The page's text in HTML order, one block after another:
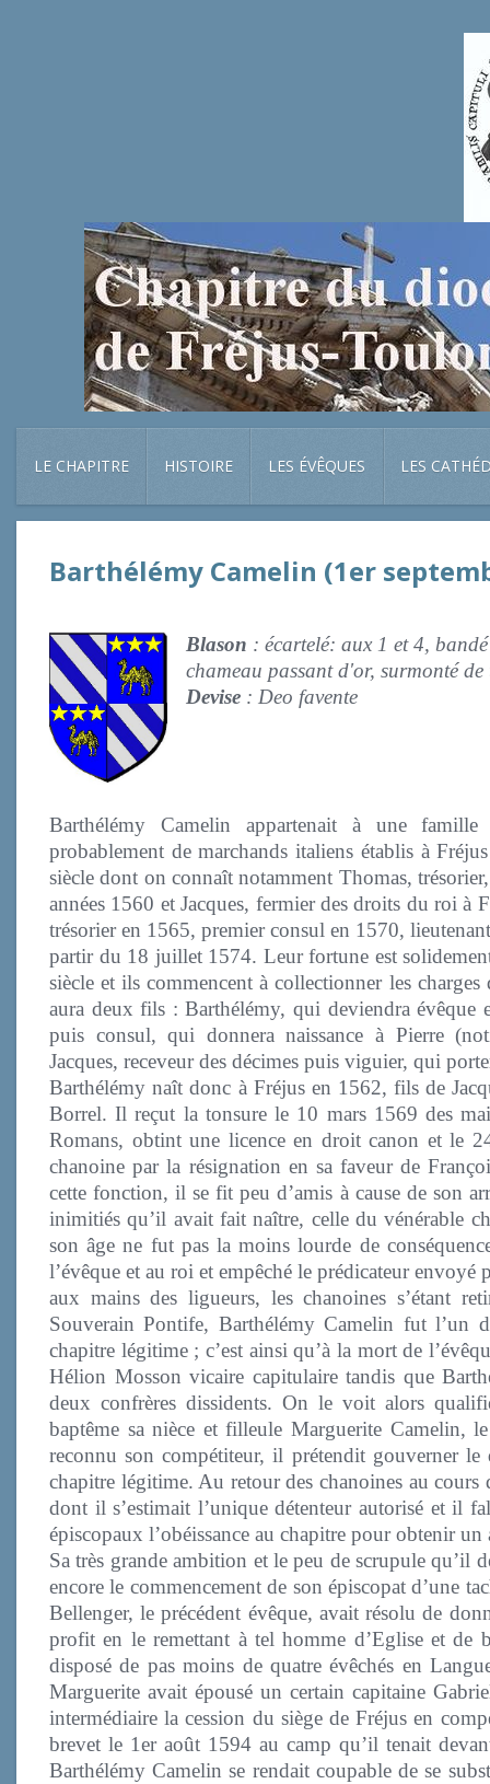
LE CHAPITRE HISTOIRE LES ÉVÊQUES LES
Barthélémy Camelin (1er
Blason : écartelé: aux 1 et 4,
chameau passant d'or, surmonté
Devise : Deo favente
Barthélémy Camelin appartenait à une
probablement de marchands italiens établis à
siècle dont on connaît notamment Thomas,
années 1560 et Jacques, fermier des droits du roi à
trésorier en 1565, premier consul en 1570,
partir du 18 juillet 1574. Leur fortune est
siècle et ils commencent à collectionner les charges
aura deux fils : Barthélémy, qui deviendra évêque
puis consul, qui donnera naissance à Pierre
Jacques, receveur des décimes puis viguier, qui
Barthélémy naît donc à Fréjus en 1562, fils de
Borrel. Il reçut la tonsure le 10 mars 1569 des
Romans, obtint une licence en droit canon et le
chanoine par la résignation en sa faveur de
cette fonction, il se fit peu d’amis à cause de son
inimitiés qu’il avait fait naître, celle du vénérable
son âge ne fut pas la moins lourde de
l’évêque et au roi et empêché le prédicateur
aux mains des ligueurs, les chanoines s’étant
Souverain Pontife, Barthélémy Camelin fut l’un
chapitre légitime ; c’est ainsi qu’à la mort de
Hélion Mosson vicaire capitulaire tandis que
deux confrères dissidents. On le voit alors
baptême sa nièce et filleule Marguerite Camelin,
reconnu son compétiteur, il prétendit gouverner
chapitre légitime. Au retour des chanoines au
dont il s’estimait l’unique détenteur autorisé et il
épiscopaux l’obéissance au chapitre pour obtenir un
Sa très grande ambition et le peu de scrupule qu’il
encore le commencement de son épiscopat d’une
Bellenger, le précédent évêque, avait résolu de
profit en le remettant à tel homme d’Eglise et
disposé de pas moins de quatre évêchés en
Marguerite avait épousé un certain capitaine
intermédiaire la cession du siège de Fréjus en
brevet le 1er août 1594 au camp qu’il tenait
Barthélémy Camelin se rendait coupable de se